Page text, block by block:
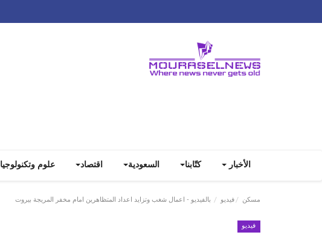
الأخبار كتّابنا السعودية اقتصاد علوم وتكنولوجيا
مسكن فيديو بالفيديو - اعمال شغب وتزايد اعداد المتظاهرين امام مخفر المريجة بيروت
فيديو